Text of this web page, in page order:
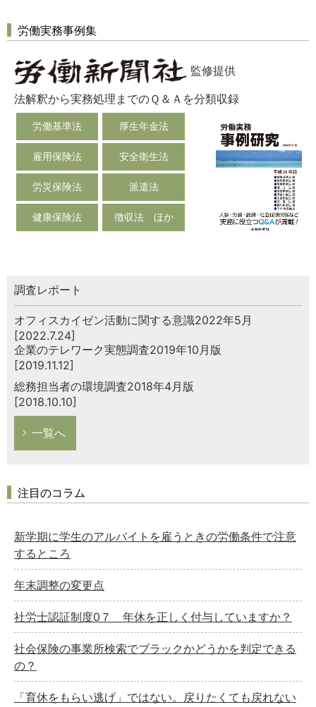
労働実務事例集
監修提供
法解釈から実務処理までのＱ＆Ａを分類収録
労働基準法 厚生年金法
雇用保険法 安全衛生法
労災保険法 派遣法
健康保険法 徴収法 ほか
調査レポート
オフィスカイゼン活動に関する意識2022年5月
[2022.7.24]
企業のテレワーク実態調査2019年10月版
[2019.11.12]
総務担当者の環境調査2018年4月版
[2018.10.10]
一覧へ
注目のコラム
新学期に学生のアルバイトを雇うときの労働条件で注意
するところ
年末調整の変更点
社労士認証制度0７ 年休を正しく付与していますか？
社会保険の事業所検索でブラックかどうかを判定できる
の？
「育休をもらい逃げ」ではない。戻りたくても戻れない